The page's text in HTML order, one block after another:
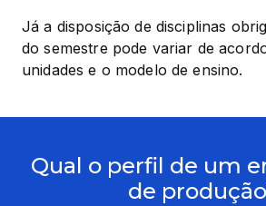
Já a disposição de disciplinas
do semestre pode variar de
unidades e o modelo de ensino.
Qual o perfil de um
de